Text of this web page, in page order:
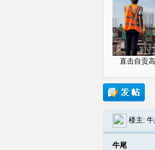
直击自贡
楼主:
牛尾